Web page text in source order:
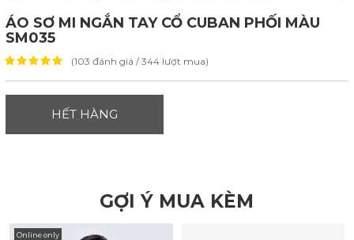
ÁO SƠ MI NGẮN TAY CỔ CUBAN PHỐI MÀU
SM035
(103 đánh giá / 344 lượt mua)
HẾT HÀNG
GỢI Ý MUA KÈM
Online only